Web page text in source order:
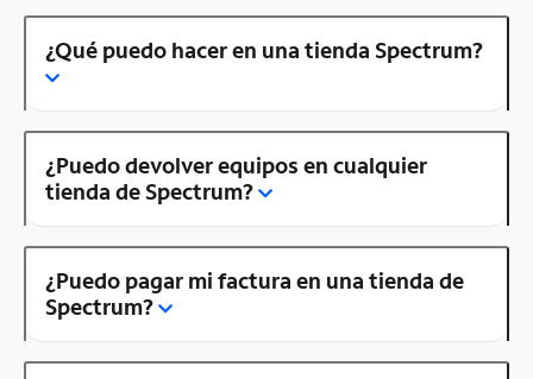
¿Qué puedo hacer en una tienda Spectrum?
¿Puedo devolver equipos en cualquier
tienda de Spectrum?
¿Puedo pagar mi factura en una tienda de
Spectrum?